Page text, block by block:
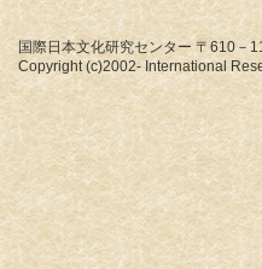
国際日本文化研究センター 〒610－
Copyright (c)2002- International